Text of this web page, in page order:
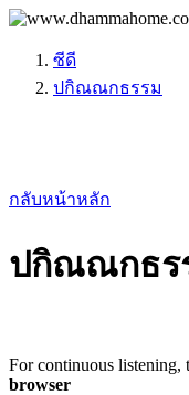
ซีดี
ปกิณณกธรรม
กลับหน้าหลัก
ปกิณณกธร
For continuous
browser